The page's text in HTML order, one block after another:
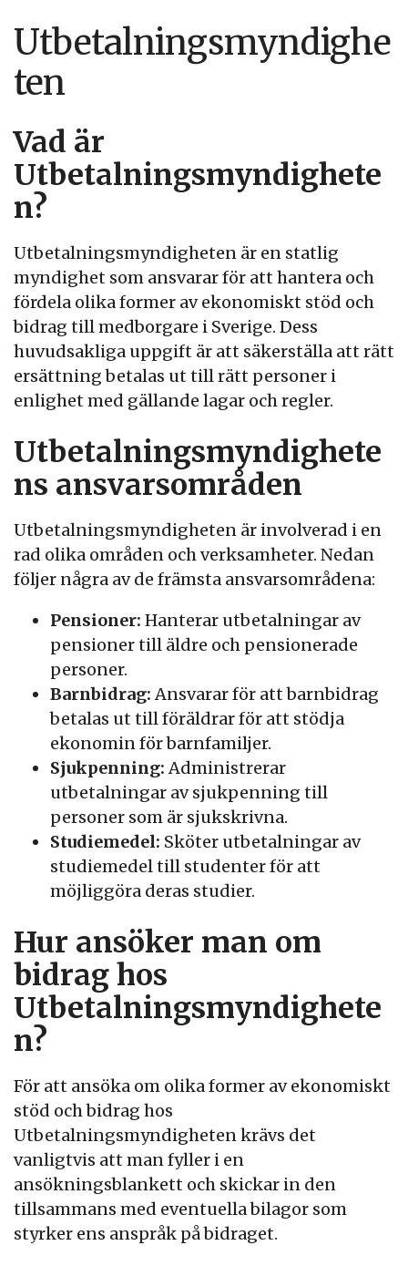
Utbetalningsmyndighe
ten
Vad är
Utbetalningsmyndighete
n?
Utbetalningsmyndigheten är en statlig
myndighet som ansvarar för att hantera och
fördela olika former av ekonomiskt stöd och
bidrag till medborgare i Sverige. Dess
huvudsakliga uppgift är att säkerställa att rätt
ersättning betalas ut till rätt personer i
enlighet med gällande lagar och regler.
Utbetalningsmyndighete
ns ansvarsområden
Utbetalningsmyndigheten är involverad i en
rad olika områden och verksamheter. Nedan
följer några av de främsta ansvarsområdena:
Pensioner: Hanterar utbetalningar av
pensioner till äldre och pensionerade
personer.
Barnbidrag:Ansvarar för att barnbidrag
betalas ut till föräldrar för att stödja
ekonomin för barnfamiljer.
Sjukpenning:Administrerar
utbetalningar av sjukpenning till
personer som är sjukskrivna.
Studiemedel: Sköter utbetalningar av
studiemedel till studenter för att
möjliggöra deras studier.
Hur ansöker man om
bidrag hos
Utbetalningsmyndighete
n?
För att ansöka om olika former av ekonomiskt
stöd och bidrag hos
Utbetalningsmyndigheten krävs det
vanligtvis att man fyller i en
ansökningsblankett och skickar in den
tillsammans med eventuella bilagor som
styrker ens anspråk på bidraget.